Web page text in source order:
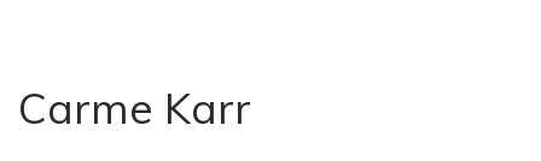
Carme Karr